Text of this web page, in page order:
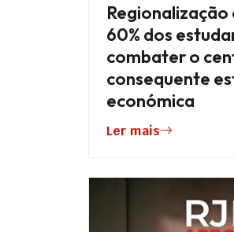
60% dos
combater o
consequente
económica
Ler mais